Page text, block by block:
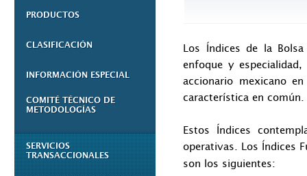
PRODUCTOS
CLASIFICACIÓN
INFORMACIÓN ESPECIAL
COMITÉ TÉCNICO DE
METODOLOGÍAS
SERVICIOS
TRANSACCIONALES
Los Índices de la
enfoque y
accionario mexicano
característica en común.
Estos Índices
operativas. Los Índices
son los siguientes: